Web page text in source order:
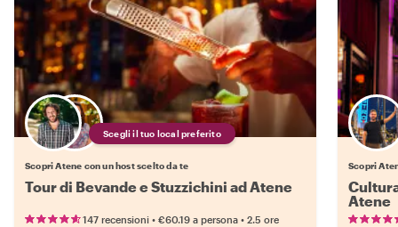
Scegli il tuo local preferito
Scopri Atene con un host scelto da te
Tour di Bevande e Stuzzichini ad Atene
147 recensioni • €60.19 a persona • 2.5 ore
Scopri
Atene